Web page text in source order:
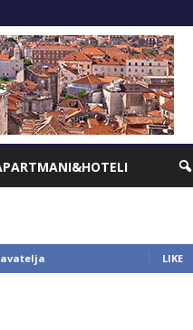
LIKE